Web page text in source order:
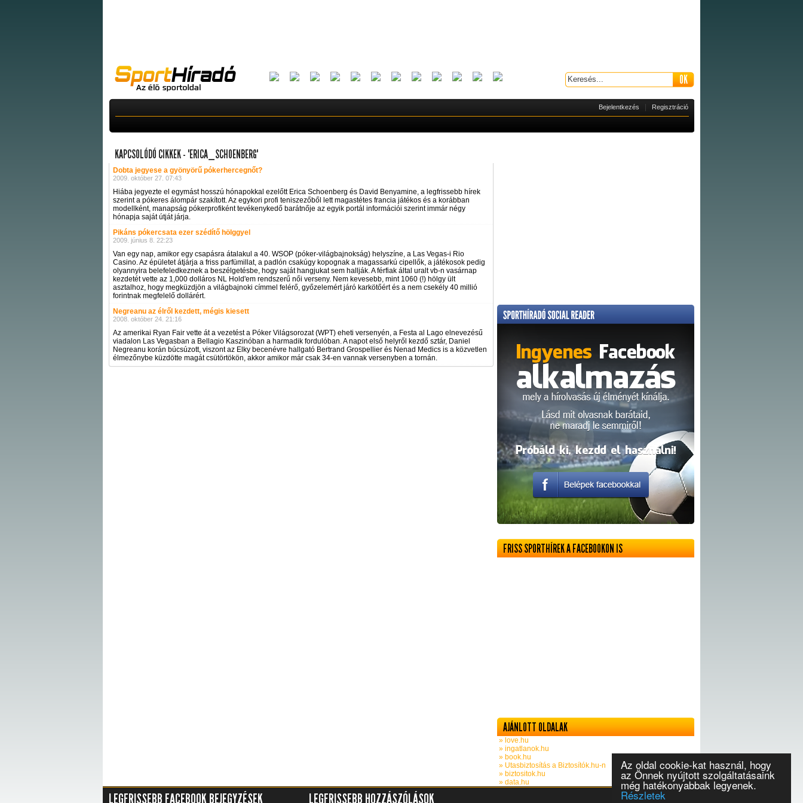
Az oldal cookie-kat használ, hogy
az Önnek nyújtott szolgáltatásaink
még hatékonyabbak legyenek.
Részletek
Bejelentkezés Regisztráció
KAPCSOLÓDÓ CIKKEK - "ERICA_SCHOENBERG"
Dobta jegyese a gyönyörű pókerhercegnőt?
2009. október 27. 07:43
Hiába jegyezte el egymást hosszú hónapokkal ezelőtt Erica Schoenberg és David Benyamine, a legfrissebb hírek
szerint a pókeres álompár szakított. Az egykori profi teniszezőből lett magastétes francia játékos és a korábban
modellként, manapság pókerprofiként tevékenykedő barátnője az egyik portál információi szerint immár négy
hónapja saját útját járja.
Pikáns pókercsata ezer szédítő hölggyel
2009. június 8. 22:23
Van egy nap, amikor egy csapásra átalakul a 40. WSOP (póker-világbajnokság) helyszíne, a Las Vegas-i Rio
Casino. Az épületet átjárja a friss parfümillat, a padlón csakúgy kopognak a magassarkú cipellők, a játékosok pedig
olyannyira belefeledkeznek a beszélgetésbe, hogy saját hangjukat sem hallják. A férfiak által uralt vb-n vasárnap
kezdetét vette az 1,000 dolláros NL Hold'em rendszerű női verseny. Nem kevesebb, mint 1060 (!) hölgy ült
asztalhoz, hogy megküzdjön a világbajnoki címmel felérő, győzelemért járó karkötőért és a nem csekély 40 millió
forintnak megfelelő dollárért.
Negreanu az élről kezdett, mégis kiesett
2008. október 24. 21:16
Az amerikai Ryan Fair vette át a vezetést a Póker Világsorozat (WPT) eheti versenyén, a Festa al Lago elnevezésű
viadalon Las Vegasban a Bellagio Kaszinóban a harmadik fordulóban. A napot első helyről kezdő sztár, Daniel
Negreanu korán búcsúzott, viszont az Elky becenévre hallgató Bertrand Grospellier és Nenad Medics is a közvetlen
élmezőnybe küzdötte magát csütörtökön, akkor amikor már csak 34-en vannak versenyben a tornán.
FRISS SPORTHÍREK A FACEBOOKON IS
AJÁNLOTT OLDALAK
» love.hu
» ingatlanok.hu
» book.hu
» Utasbiztosítás a Biztosítók.hu-n
» biztositok.hu
» data.hu
LEGFRISSEBB FACEBOOK BEJEGYZÉSEK LEGFRISSEBB HOZZÁSZÓLÁSOK